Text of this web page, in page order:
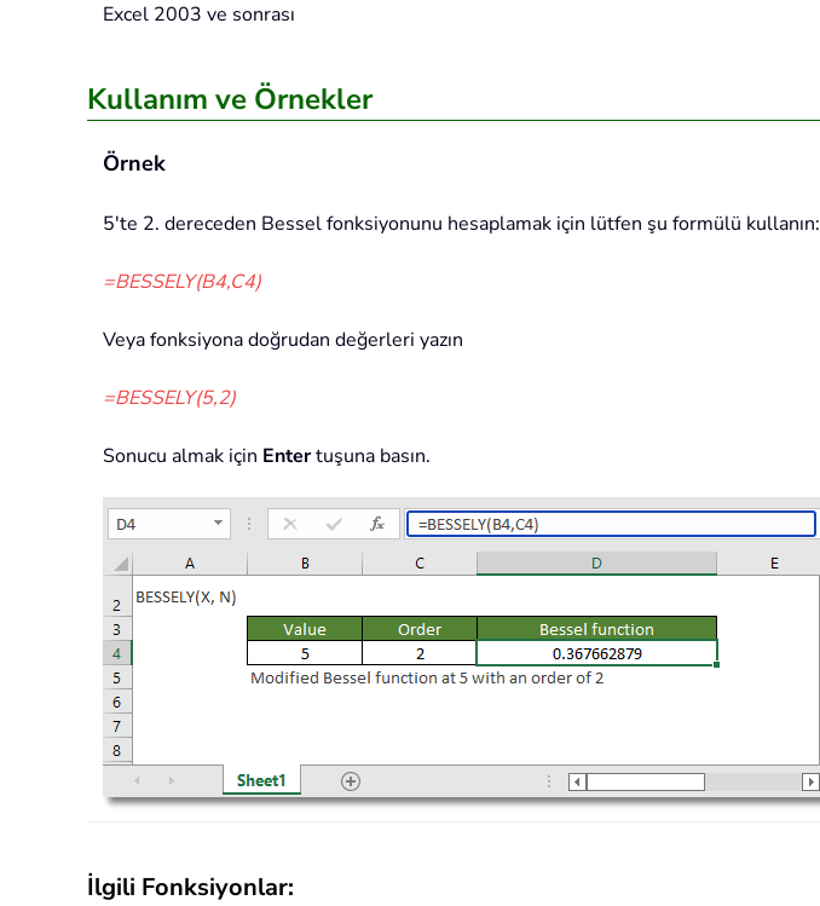
Excel 2003 ve sonrası
Kullanım ve Örnekler
Örnek
5'te 2. dereceden Bessel fonksiyonunu hesaplamak için lütfen şu formülü kullanın:
=BESSELY(B4,C4)
Veya fonksiyona doğrudan değerleri yazın
=BESSELY(5,2)
Sonucu almak için Entertuşuna basın.
İlgili Fonksiyonlar: